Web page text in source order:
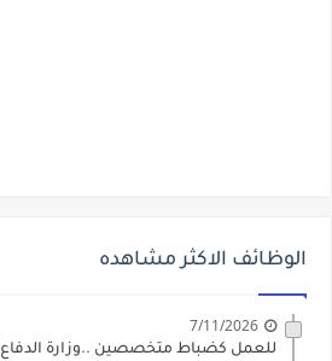
الوظائف الاكثر مشاهده
7/11/2026
للعمل كضباط متخصصين ..وزارة الدفاع